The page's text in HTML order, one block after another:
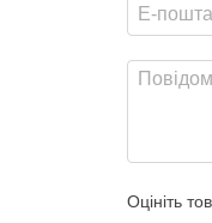
Оцініть